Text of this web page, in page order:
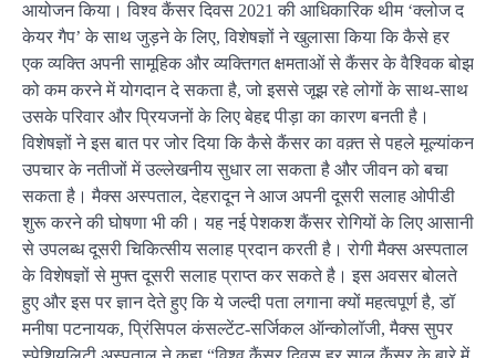
आयोजन किया। विश्व कैंसर दिवस 2021 की आधिकारिक थीम ‘क्लोज द
केयर गैप’ के साथ जुड़ने के लिए, विशेषज्ञों ने खुलासा किया कि कैसे हर
एक व्यक्ति अपनी सामूहिक और व्यक्तिगत क्षमताओं से कैंसर के वैश्विक बोझ
को कम करने में योगदान दे सकता है, जो इससे जूझ रहे लोगों के साथ-साथ
उसके परिवार और प्रियजनों के लिए बेहद्द पीड़ा का कारण बनती है।
विशेषज्ञों ने इस बात पर जोर दिया कि कैसे कैंसर का वक़्त से पहले मूल्यांकन
उपचार के नतीजों में उल्लेखनीय सुधार ला सकता है और जीवन को बचा
सकता है। मैक्स अस्पताल, देहरादून ने आज अपनी दूसरी सलाह ओपीडी
शुरू करने की घोषणा भी की। यह नई पेशकश कैंसर रोगियों के लिए आसानी
से उपलब्ध दूसरी चिकित्सीय सलाह प्रदान करती है। रोगी मैक्स अस्पताल
के विशेषज्ञों से मुफ्त दूसरी सलाह प्राप्त कर सकते है। इस अवसर बोलते
हुए और इस पर ज्ञान देते हुए कि ये जल्दी पता लगाना क्यों महत्वपूर्ण है, डॉ
मनीषा पटनायक, प्रिंसिपल कंसल्टेंट-सर्जिकल ऑन्कोलॉजी, मैक्स सुपर